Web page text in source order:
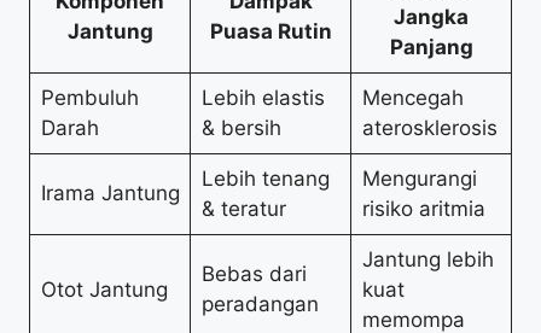
Jantung
Puasa Rutin
Jangka
Panjang
Pembuluh
Darah
Lebih elastis
& bersih
Mencegah
aterosklerosis
Irama Jantung
Lebih tenang
& teratur
Mengurangi
risiko aritmia
Otot Jantung
Bebas dari
peradangan
Jantung lebih
kuat
memompa